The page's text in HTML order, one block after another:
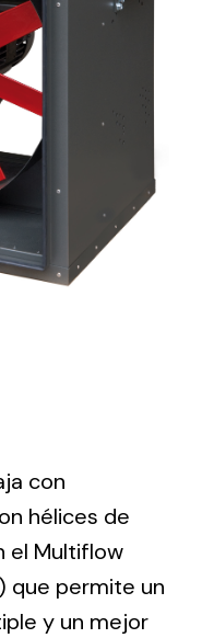
electrical
de
the group
products for
con
hélices de
el Multiflow
que permite un
y un mejor